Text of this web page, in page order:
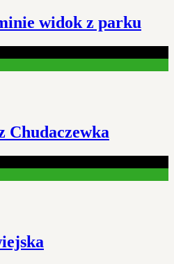
widok z parku
Chudaczewka